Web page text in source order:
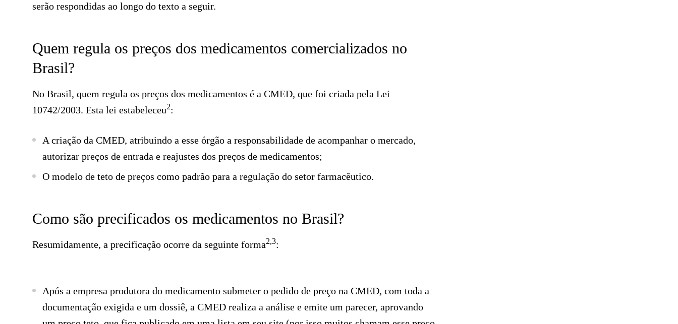
acessibilidade.
serão respondidas ao longo do texto a seguir.
Quem regula os preços dos medicamentos comercializados no
Brasil?
No Brasil, quem regula os preços dos medicamentos é a CMED, que foi criada pela Lei
10742/2003. Esta lei estabeleceu2:
A criação da CMED, atribuindo a esse órgão a responsabilidade de acompanhar o mercado,
autorizar preços de entrada e reajustes dos preços de medicamentos;
O modelo de teto de preços como padrão para a regulação do setor farmacêutico.
Como são precificados os medicamentos no Brasil?
Resumidamente, a precificação ocorre da seguinte forma2,3:
Após a empresa produtora do medicamento submeter o pedido de preço na CMED, com toda a
documentação exigida e um dossiê, a CMED realiza a análise e emite um parecer, aprovando